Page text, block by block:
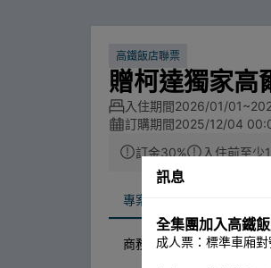
高鐵飯店聯票
贈柯達獨家高
入住期間2026/01/
訂購期間2025/12/04
訂金30%
入住前至少
專案介紹
商務客房3,850元起，專
訊息
全集團加入高鐵
成人票：標準車廂